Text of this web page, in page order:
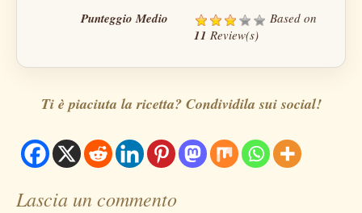
Punteggio Medio Based on
11 Review(s)
Ti è piaciuta la ricetta? Condividila sui social!
Lascia un commento